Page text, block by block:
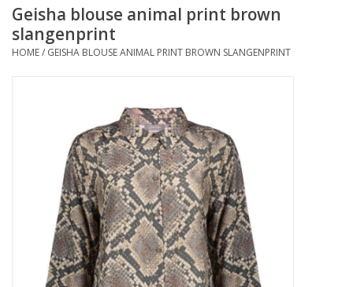
KADOBONNEN
Merken
Geisha blouse animal print brown
slangenprint
HOME/ GEISHA BLOUSE ANIMAL PRINT BROWN SLANGENPRINT